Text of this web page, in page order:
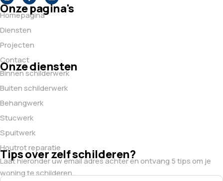
Onze pagina's
Homepagina
Diensten
Projecten
Contact
Onze diensten
Binnen schilderwerk
Buiten schilderwerk
Behangwerk
Stucwerk
Spuitwerk
Houtrot reparatie
Tips over zelf schilderen?
Laat hieronder uw email adres achter en ontvang 5 tips om je
woning te schilderen.